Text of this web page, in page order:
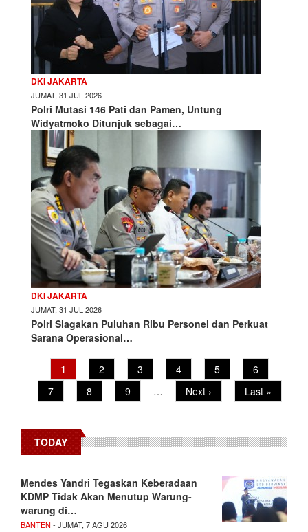
DKI JAKARTA
JUMAT, 31 JUL 2026
Polri Mutasi 146 Pati dan Pamen, Untung
Widyatmoko Ditunjuk sebagai…
DKI JAKARTA
JUMAT, 31 JUL 2026
Polri Siagakan Puluhan Ribu Personel dan Perkuat
Sarana Operasional…
PaginationCurrent
page
1 Page
2 Page
3 Page
4 Page
5 Page
6
Page
7 Page
8 Page
9 …
Next
page
Next ›
Last
page
Last »
TODAY
Mendes Yandri Tegaskan Keberadaan
KDMP Tidak Akan Menutup Warung-
warung di…
BANTEN - JUMAT, 7 AGU 2026